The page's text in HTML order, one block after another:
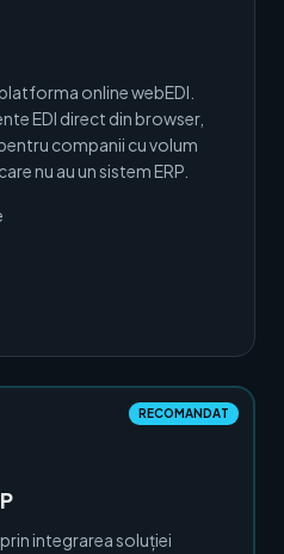
online webEDI.
EDI direct din browser,
companii cu volum
nu au un sistem ERP.
RECOMANDAT
integrarea soluției